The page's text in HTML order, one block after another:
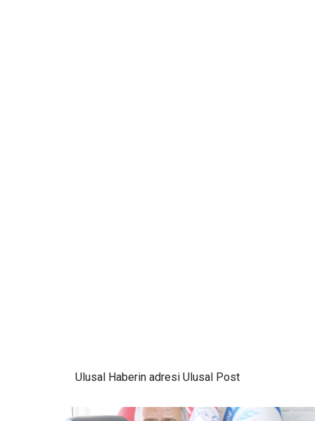
Ulusal Haberin adresi Ulusal Post